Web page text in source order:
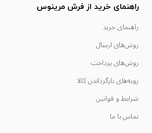
راهنمای خرید از فرش مرینوس
راهنمای خرید
روش‌های ارسال
روش‌های پرداخت
رویه‌های بازگرداندن کالا
شرایط و قوانین
تماس با ما